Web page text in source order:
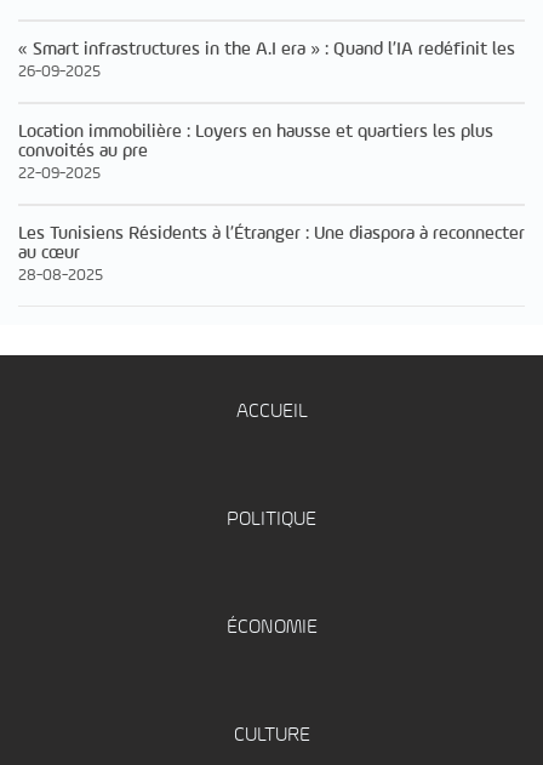
« Smart infrastructures in the A.I era » : Quand l’IA redéfinit les
26-09-2025
Location immobilière : Loyers en hausse et quartiers les plus
convoités au pre
22-09-2025
Les Tunisiens Résidents à l’Étranger : Une diaspora à reconnecter
au cœur
28-08-2025
ACCUEIL
POLITIQUE
ÉCONOMIE
CULTURE